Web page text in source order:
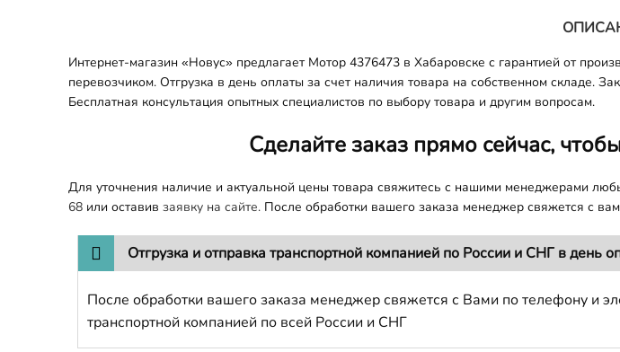
Интернет-магазин «Новус» предлагает Мотор 4376473 в Хабаровске с гарантией от
перевозчиком. Отгрузка в день оплаты за счет наличия товара на собственном складе.
Бесплатная консультация опытных специалистов по выбору товара и другим вопросам.
Сделайте заказ прямо сейчас,
Для уточнения наличие и актуальной цены товара свяжитесь с нашими менеджерами
68 или оставив заявку на сайте. После обработки вашего заказа менеджер свяжется с
Отгрузка и отправка транспортной компанией по России и СНГ в день
После обработки вашего заказа менеджер свяжется с Вами по телефону и
транспортной компанией по всей России и СНГ